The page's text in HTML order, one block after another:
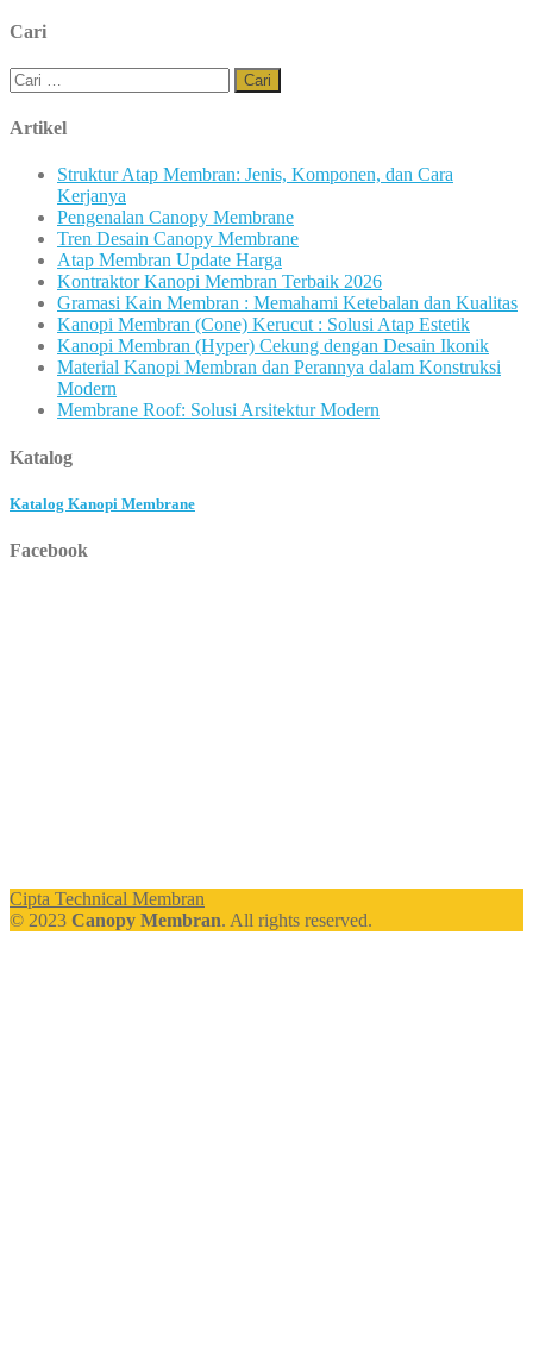
Cari
Cari
untuk:
Artikel
Struktur Atap Membran: Jenis, Komponen, dan Cara
Kerjanya
Pengenalan Canopy Membrane
Tren Desain Canopy Membrane
Atap Membran Update Harga
Kontraktor Kanopi Membran Terbaik 2026
Gramasi Kain Membran : Memahami Ketebalan dan Kualitas
Kanopi Membran (Cone) Kerucut : Solusi Atap Estetik
Kanopi Membran (Hyper) Cekung dengan Desain Ikonik
Material Kanopi Membran dan Perannya dalam Konstruksi
Modern
Membrane Roof: Solusi Arsitektur Modern
Katalog
Katalog Kanopi Membrane
Facebook
Cipta Technical Membran
© 2023 Canopy Membran. All rights reserved.